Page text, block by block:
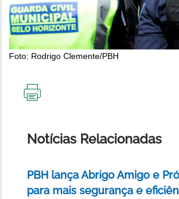
Foto: Rodrigo Clemente/PBH
Notícias Relacionadas
PBH lança Abrigo Amigo e
para mais segurança e